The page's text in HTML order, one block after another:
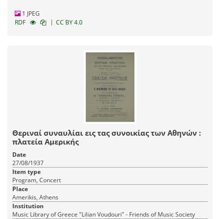
1 JPEG
RDF
| CC BY 4.0
Θεριναί συναυλίαι εις τας συνοικίας των Αθηνών :
πλατεία Αμερικής
Date
27/08/1937
Item type
Program, Concert
Place
Amerikis, Athens
Institution
Music Library of Greece "Lilian Voudouri" - Friends of Music Society